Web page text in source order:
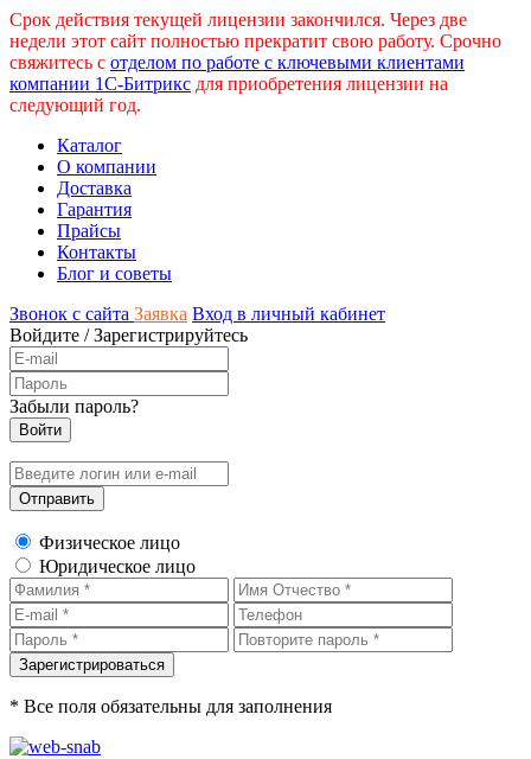
Срок действия текущей лицензии закончился. Через две
недели этот сайт полностью прекратит свою работу. Срочно
свяжитесь с отделом по работе с ключевыми клиентами
компании 1С-Битрикс для приобретения лицензии на
следующий год.
Каталог
О компании
Доставка
Гарантия
Прайсы
Контакты
Блог и советы
Звонок с сайта Заявка Вход в личный кабинет
Войдите /Зарегистрируйтесь
Забыли пароль?
Физическое лицо
Юридическое лицо
* Все поля обязательны для заполнения